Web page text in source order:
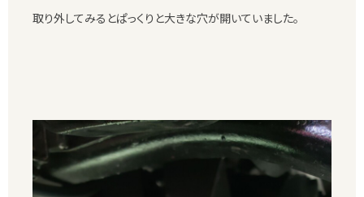
取り外してみるとぱっくりと大きな穴が開いていました。